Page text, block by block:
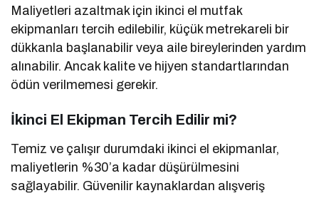
Maliyetleri azaltmak için ikinci el mutfak
ekipmanları tercih edilebilir, küçük metrekareli bir
dükkanla başlanabilir veya aile bireylerinden yardım
alınabilir. Ancak kalite ve hijyen standartlarından
ödün verilmemesi gerekir.
İkinci El Ekipman Tercih Edilir mi?
Temiz ve çalışır durumdaki ikinci el ekipmanlar,
maliyetlerin %30’a kadar düşürülmesini
sağlayabilir. Güvenilir kaynaklardan alışveriş